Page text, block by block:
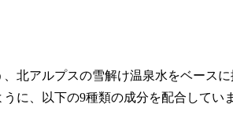
北アルプスの雪解け温泉水をベースに
うに、以下の9種類の成分を配合してい